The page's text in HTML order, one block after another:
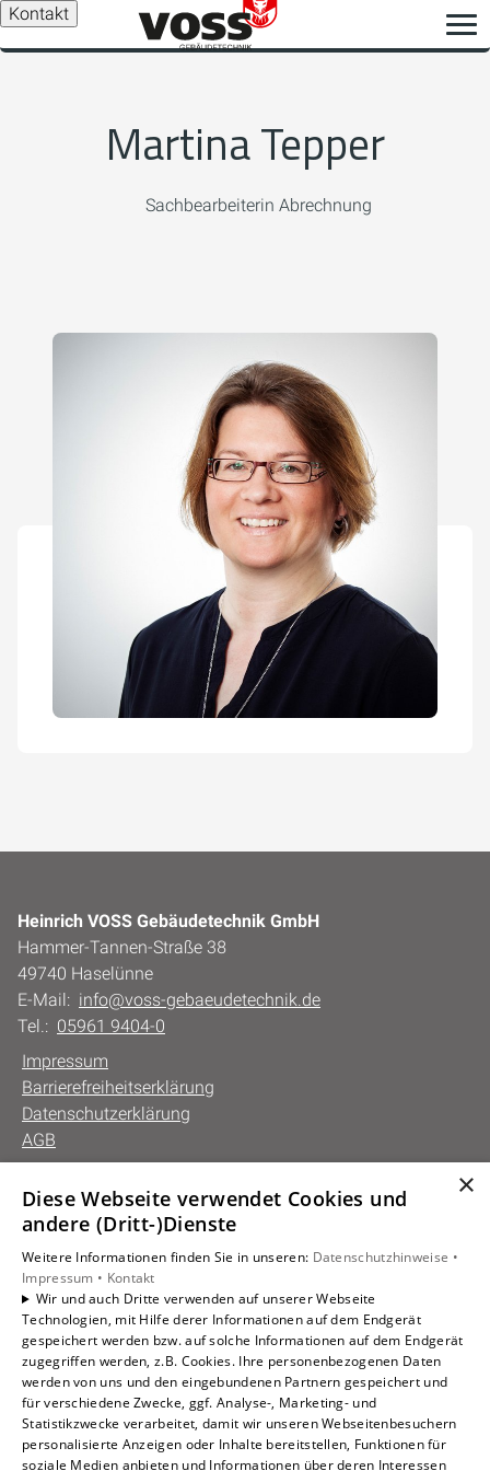
Kontakt
Martina Tepper
Sachbearbeiterin Abrechnung
Heinrich VOSS Gebäudetechnik GmbH
Hammer-Tannen-Straße 38
49740 Haselünne
E-Mail: info@voss-gebaeudetechnik.de
Tel.: 05961 9404-0
Impressum
Barrierefreiheitserklärung
Datenschutzerklärung
AGB
Unsere Bereiche
Gewerbekunden
Karriere
Unternehmen
Kontakt
×
Diese Webseite verwendet Cookies und
andere (Dritt-)Dienste
Weitere Informationen finden Sie in unseren: Datenschutzhinweise •
Impressum • Kontakt
Wir und auch Dritte verwenden auf unserer Webseite
Technologien, mit Hilfe derer Informationen auf dem Endgerät
gespeichert werden bzw. auf solche Informationen auf dem Endgerät
zugegriffen werden, z.B. Cookies. Ihre personenbezogenen Daten
werden von uns und den eingebundenen Partnern gespeichert und
für verschiedene Zwecke, ggf. Analyse-, Marketing- und
Statistikzwecke verarbeitet, damit wir unseren Webseitenbesuchern
personalisierte Anzeigen oder Inhalte bereitstellen, Funktionen für
soziale Medien anbieten und Informationen über deren Interessen